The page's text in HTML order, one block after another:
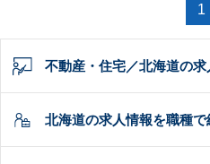
1
不動産・住宅／北海道の
北海道の求人情報を職種で